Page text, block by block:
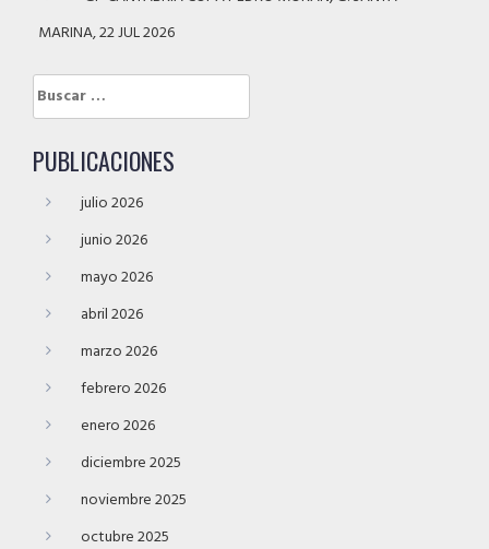
MARINA, 22 JUL 2026
Buscar:
PUBLICACIONES
julio 2026
junio 2026
mayo 2026
abril 2026
marzo 2026
febrero 2026
enero 2026
diciembre 2025
noviembre 2025
octubre 2025